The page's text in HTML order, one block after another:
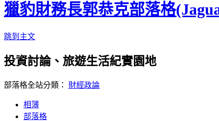
獵豹財務長郭恭克部落格
跳到主文
投資討論、旅遊生活紀實園地
部落格全站分類： 財經政論
相簿
部落格